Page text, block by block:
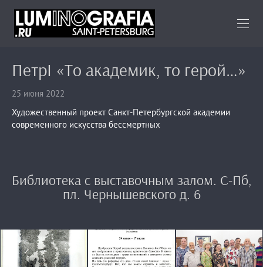
ПетрI «То академик, то герой…»
25 июня 2022
Художественный проект Санкт-Петербургской академии
современного искусства бессмертных
Библиотека с выставочным залом. С-Пб,
пл. Чернышевского д. 6